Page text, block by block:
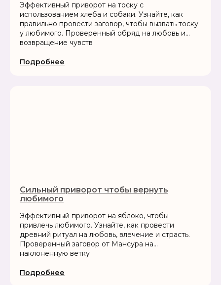
Эффективный приворот на тоску с
использованием хлеба и собаки. Узнайте, как
правильно провести заговор, чтобы вызвать тоску
у любимого. Проверенный обряд на любовь и
возвращение чувств
Подробнее
Сильный приворот чтобы вернуть
любимого
Эффективный приворот на яблоко, чтобы
привлечь любимого. Узнайте, как провести
древний ритуал на любовь, влечение и страсть.
Проверенный заговор от Мансура на
наклоненную ветку
Подробнее